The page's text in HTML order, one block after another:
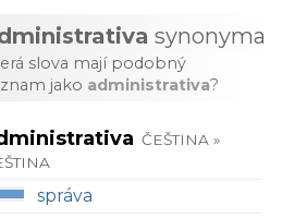
synonyma
slova mají podobný
jako administrativa?
ČEŠTINA »
správa